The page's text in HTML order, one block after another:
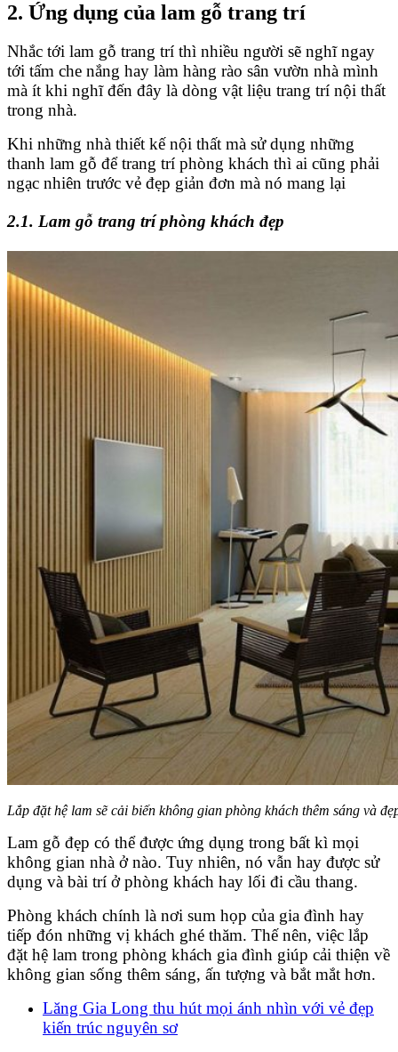
2. Ứng dụng của lam gỗ trang trí
Nhắc tới lam gỗ trang trí thì nhiều người sẽ nghĩ ngay
tới tấm che nắng hay làm hàng rào sân vườn nhà mình
mà ít khi nghĩ đến đây là dòng vật liệu trang trí nội thất
trong nhà.
Khi những nhà thiết kế nội thất mà sử dụng những
thanh lam gỗ để trang trí phòng khách thì ai cũng phải
ngạc nhiên trước vẻ đẹp giản đơn mà nó mang lại
2.1. Lam gỗ trang trí phòng khách đẹp
Lắp đặt hệ lam sẽ cải biến không gian phòng khách thêm sáng và
Lam gỗ đẹp có thể được ứng dụng trong bất kì mọi
không gian nhà ở nào. Tuy nhiên, nó vẫn hay được sử
dụng và bài trí ở phòng khách hay lối đi cầu thang.
Phòng khách chính là nơi sum họp của gia đình hay
tiếp đón những vị khách ghé thăm. Thế nên, việc lắp
đặt hệ lam trong phòng khách gia đình giúp cải thiện về
không gian sống thêm sáng, ấn tượng và bắt mắt hơn.
Lăng Gia Long thu hút mọi ánh nhìn với vẻ đẹp
kiến trúc nguyên sơ